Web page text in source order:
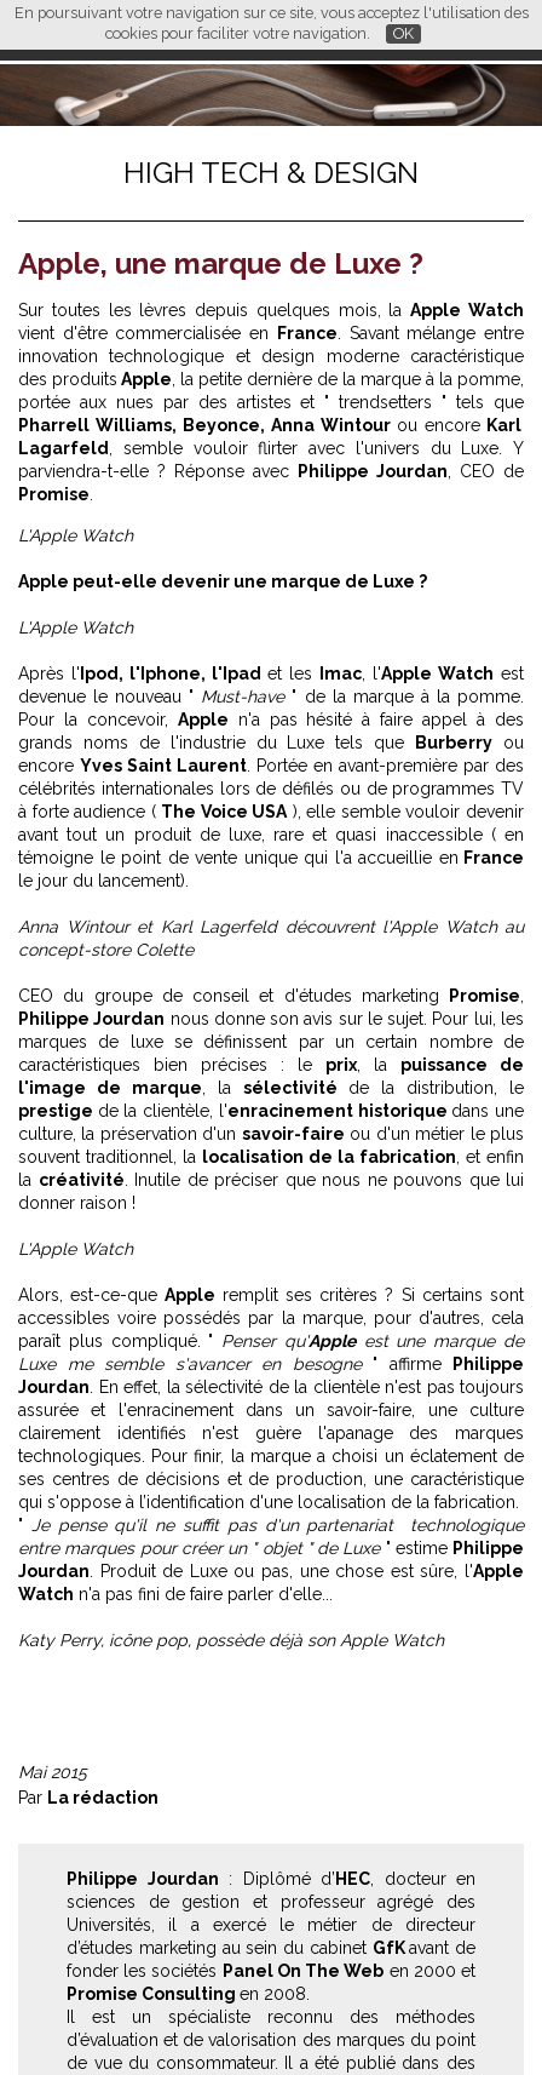
En poursuivant votre navigation sur ce site, vous acceptez l'utilisation des
cookies pour faciliter votre navigation.
OK
FR EN CN
L M
HIGH TECH & DESIGN
Apple, une marque de Luxe ?
Sur toutes les lèvres depuis quelques mois, laApple Watch
vient d'être commercialisée en
France . Savant mélange entre
innovation technologique et design moderne caractéristique
des produits Apple , la petite dernière de la marque à la pomme,
portée aux nues par des artistes et " trendsetters " tels que
Pharrell Williams, Beyonce, Anna Wintourou encore Karl
Lagarfeld
, semble vouloir flirter avec l'univers du Luxe. Y
parviendra-t-elle ? Réponse avec
Philippe Jourdan , CEO de
Promise
L'Apple Watch
Apple peut-elle devenir une marque de Luxe ?
L'Apple Watch
Après l' Ipod, l'Iphone, l'Ipad et les Imac , l'Apple Watch est
devenue le nouveau " Must-have " de la marque à la pomme.
Pour la concevoir, Apple n'a pas hésité à faire appel à des
grands noms de l'industrie du Luxe tels que
Burberry ou
encore Yves Saint Laurent . Portée en avant-première par des
célébrités internationales lors de défilés ou de programmes TV
à forte audience ( The Voice USA ), elle semble vouloir devenir
avant tout un produit de luxe, rare et quasi inaccessible ( en
témoigne le point de vente unique qui l'a accueillie en France
le jour du lancement).
Anna Wintour et Karl Lagerfeld découvrent l'Apple Watch au
concept-store Colette
CEO du groupe de conseil et d'études marketing Promise
Philippe Jourdan nous donne son avis sur le sujet. Pour lui, les
marques de luxe se définissent par un certain nombre de
caractéristiques bien précises : le prix , la puissance de
l'image de marque , la sélectivité de la distribution, le
prestige de la clientèle, l'enracinement historique dans une
culture, la préservation d'un savoir-faire ou d'un métier le plus
souvent traditionnel, la localisation de la fabrication , et enfin
la créativité . Inutile de préciser que nous ne pouvons que lui
donner raison !
L'Apple Watch
Alors, est-ce-queApple remplit ses critères ? Si certains sont
accessibles voire possédés par la marque, pour d'autres, cela
paraît plus compliqué. " Penser qu'Appleest une marque de
Luxe me semble s'avancer en besogne " affirme
Philippe
Jourdan . En effet, la sélectivité de la clientèle n'est pas toujours
assurée et l'enracinement dans un savoir-faire, une culture
clairement identifiés n'est guère l'apanage des marques
technologiques. Pour finir, la marque a choisi un éclatement de
ses centres de décisions et de production, une caractéristique
qui s'oppose à l’identification d'une localisation de la fabrication.
"
Je pense qu'il ne suffit pas d'un partenariat technologique
entre marques pour créer un " objet " de Luxe " estime Philippe
Jourdan . Produit de Luxe ou pas, une chose est sûre, l'Apple
Watch n'a pas fini de faire parler d'elle...
Katy Perry, icône pop, possède déjà son Apple Watch
Mai 2015
Par La rédaction
Philippe Jourdan : Diplômé d’ HEC , docteur en
sciences de gestion et professeur agrégé des
Universités, il a exercé le métier de directeur
d’études marketing au sein du cabinet GfKavant de
fonder les sociétés Panel On The Web en 2000 et
Promise Consulting en 2008.
Il est un spécialiste reconnu des méthodes
d’évaluation et de valorisation des marques du point
de vue du consommateur. Il a été publié dans des